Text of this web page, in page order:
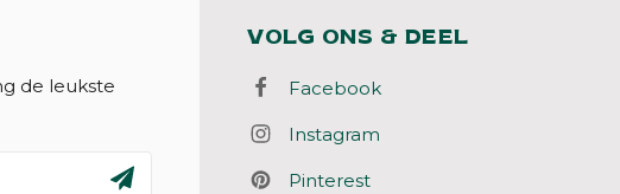
de leukste
VOLG ONS & DEEL
Facebook
Instagram
Pinterest